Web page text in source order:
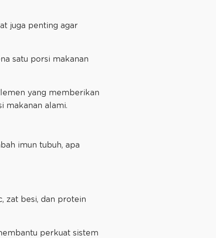
juga penting agar
satu porsi makanan
yang memberikan
makanan alami.
imun tubuh, apa
zat besi, dan protein
perkuat sistem